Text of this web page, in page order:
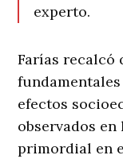
experto.
Farías recalcó
efectos
observados
primordial en